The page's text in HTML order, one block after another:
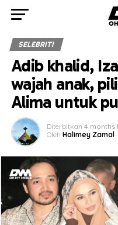
SELEBRITI
Adib khalid,
wajah anak,
Alima untuk
Diterbitkan 4 months
Oleh Halimey Zamal